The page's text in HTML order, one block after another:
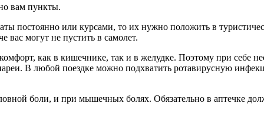
вам пункты.
постоянно или курсами, то их нужно положить в
вас могут не пустить в самолет.
как в кишечнике, так и в желудке. Поэтому при себе
В любой поездке можно подхватить ротавирусную
боли, и при мышечных болях. Обязательно в аптечке